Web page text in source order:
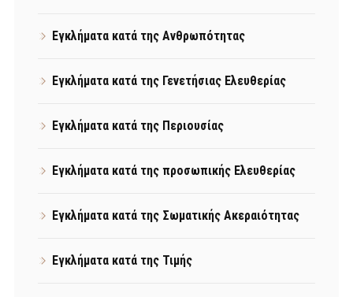
Εγκλήματα κατά της Ανθρωπότητας
Εγκλήματα κατά της Γενετήσιας Ελευθερίας
Εγκλήματα κατά της Περιουσίας
Εγκλήματα κατά της προσωπικής Ελευθερίας
Εγκλήματα κατά της Σωματικής Ακεραιότητας
Εγκλήματα κατά της Τιμής